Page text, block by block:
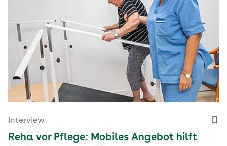
Interview
Reha vor Pflege: Mobiles Angebot hilft